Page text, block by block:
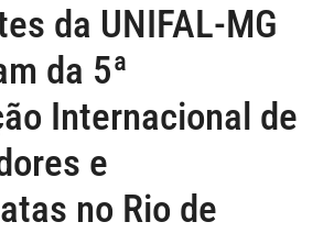
da UNIFAL-MG
da 5ª
Internacional de
e
no Rio de